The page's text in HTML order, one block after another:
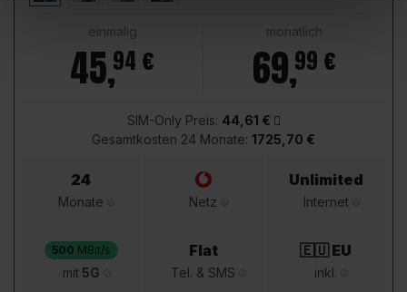
einmalig
45,94 €
monatlich
69,99 €
SIM-Only Preis: 44,61 €
Gesamtkosten 24 Monate: 1725,70 €
24
Monate Netz
Unlimited
Internet
500 MBit/s
mit5G
Flat
Tel. & SMS
🇪🇺 EU
inkl.